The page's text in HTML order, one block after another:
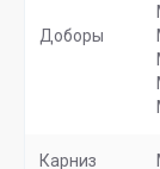
Доборы
Карниз